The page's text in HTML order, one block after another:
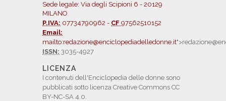
Sede legale: Via degli Scipioni 6 - 20129
MILANO
P.IVA: 07734790962 - CF 97562510152
Email:
mailto:redazione@enciclopediadelledonne.it
ISSN: 3035-4927
LICENZA
I contenuti dell'Enciclopedia delle donne sono
pubblicati sotto licenza Creative Commons CC
BY-NC-SA 4.0.